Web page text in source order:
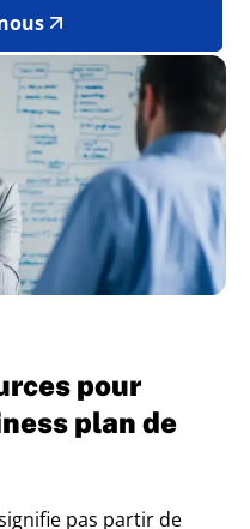
pour
plan de
pas partir de